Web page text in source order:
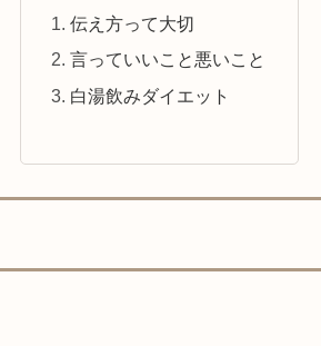
伝え方って大切
言っていいこと悪いこと
白湯飲みダイエット